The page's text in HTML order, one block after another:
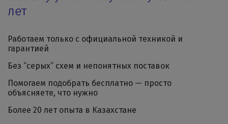
лет
Работаем только с официальной техникой и
гарантией
Без “серых” схем и непонятных поставок
Помогаем подобрать бесплатно — просто
объясняете, что нужно
Более 20 лет опыта в Казахстане